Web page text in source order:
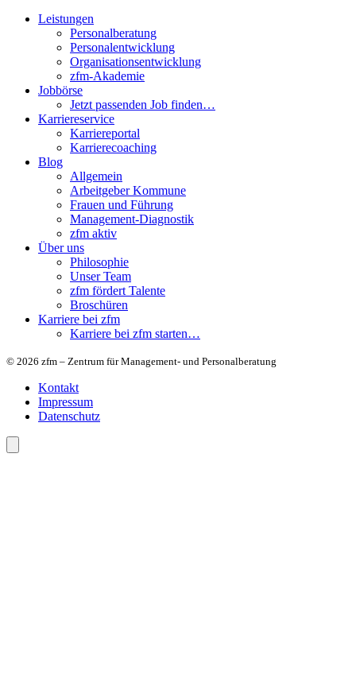
Leistungen
Personalberatung
Personalentwicklung
Organisationsentwicklung
zfm-Akademie
Jobbörse
Jetzt passenden Job finden…
Karriereservice
Karriereportal
Karrierecoaching
Blog
Allgemein
Arbeitgeber Kommune
Frauen und Führung
Management-Diagnostik
zfm aktiv
Über uns
Philosophie
Unser Team
zfm fördert Talente
Broschüren
Karriere bei zfm
Karriere bei zfm starten…
© 2026 zfm – Zentrum für Management- und Personalberatung
Kontakt
Impressum
Datenschutz